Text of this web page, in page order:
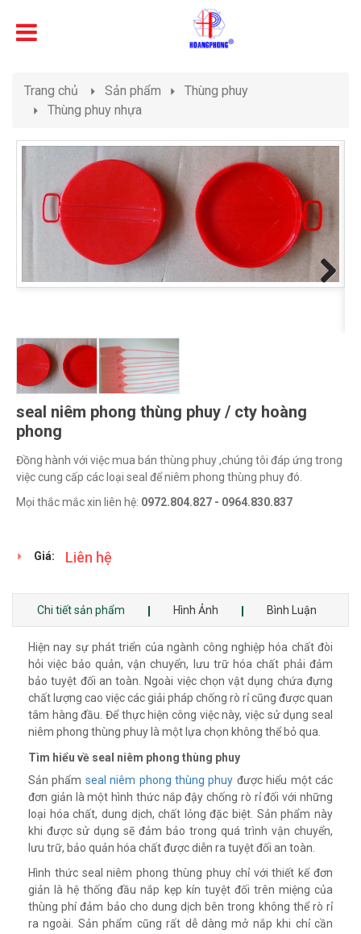
Trang chủ Sản phẩm
Thùng phuy
Thùng phuy nhựa
seal niêm phong thùng phuy / cty hoàng
phong
Đồng hành với việc mua bán thùng phuy ,chúng tôi đáp ứng trong
việc cung cấp các loại seal để niêm phong thùng phuy đó.
Mọi thắc mắc xin liên hệ: 0972.804.827 - 0964.830.837
Giá: Liên hệ
Chi tiết sản phẩm Hình Ảnh Bình Luận
Hiện nay sự phát triển của ngành công nghiệp hóa chất đòi
hỏi việc bảo quản, vận chuyển, lưu trữ hóa chất phải đảm
bảo tuyệt đối an toàn. Ngoài việc chọn vật dụng chứa đựng
chất lượng cao việc các giải pháp chống rò rỉ cũng được quan
tâm hàng đầu. Để thực hiện công việc này, việc sử dụng seal
niêm phong thùng phuy là một lựa chọn không thể bỏ qua.
Tìm hiểu về seal niêm phong thùng phuy
Sản phẩm seal niêm phong thùng phuy được hiểu một các
đơn giản là một hình thức nắp đậy chống rò rỉ đối với những
loại hóa chất, dung dịch, chất lỏng đặc biệt. Sản phẩm này
khi được sử dụng sẽ đảm bảo trong quá trình vận chuyển,
lưu trữ, bảo quản hóa chất được diễn ra tuyệt đối an toàn.
Hình thức seal niêm phong thùng phuy chỉ với thiết kế đơn
giản là hệ thống đầu nắp kẹp kín tuyệt đối trên miệng của
thùng phí đảm bảo cho dung dịch bên trong không thể rò rỉ
ra ngoài. Sản phẩm cũng rất dễ dàng mở nắp khi chỉ cần